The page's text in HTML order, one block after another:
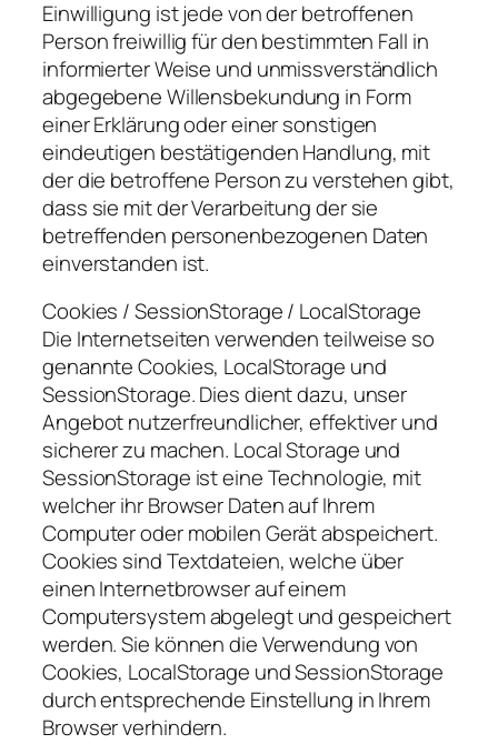
Einwilligung ist jede von der betroffenen
Person freiwillig für den bestimmten Fall in
informierter Weise und unmissverständlich
abgegebene Willensbekundung in Form
einer Erklärung oder einer sonstigen
eindeutigen bestätigenden Handlung, mit
der die betroffene Person zu verstehen gibt,
dass sie mit der Verarbeitung der sie
betreffenden personenbezogenen Daten
einverstanden ist.
Cookies / SessionStorage / LocalStorage
Die Internetseiten verwenden teilweise so
genannte Cookies, LocalStorage und
SessionStorage. Dies dient dazu, unser
Angebot nutzerfreundlicher, effektiver und
sicherer zu machen. Local Storage und
SessionStorage ist eine Technologie, mit
welcher ihr Browser Daten auf Ihrem
Computer oder mobilen Gerät abspeichert.
Cookies sind Textdateien, welche über
einen Internetbrowser auf einem
Computersystem abgelegt und gespeichert
werden. Sie können die Verwendung von
Cookies, LocalStorage und SessionStorage
durch entsprechende Einstellung in Ihrem
Browser verhindern.